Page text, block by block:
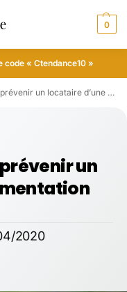
0
code « Ctendance10 »
locataire d’une augmentation de loyer ?
un
2020